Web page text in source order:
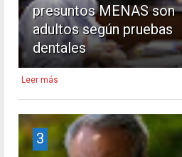
presuntos MENAS son
adultos según pruebas
dentales
Leer más
3